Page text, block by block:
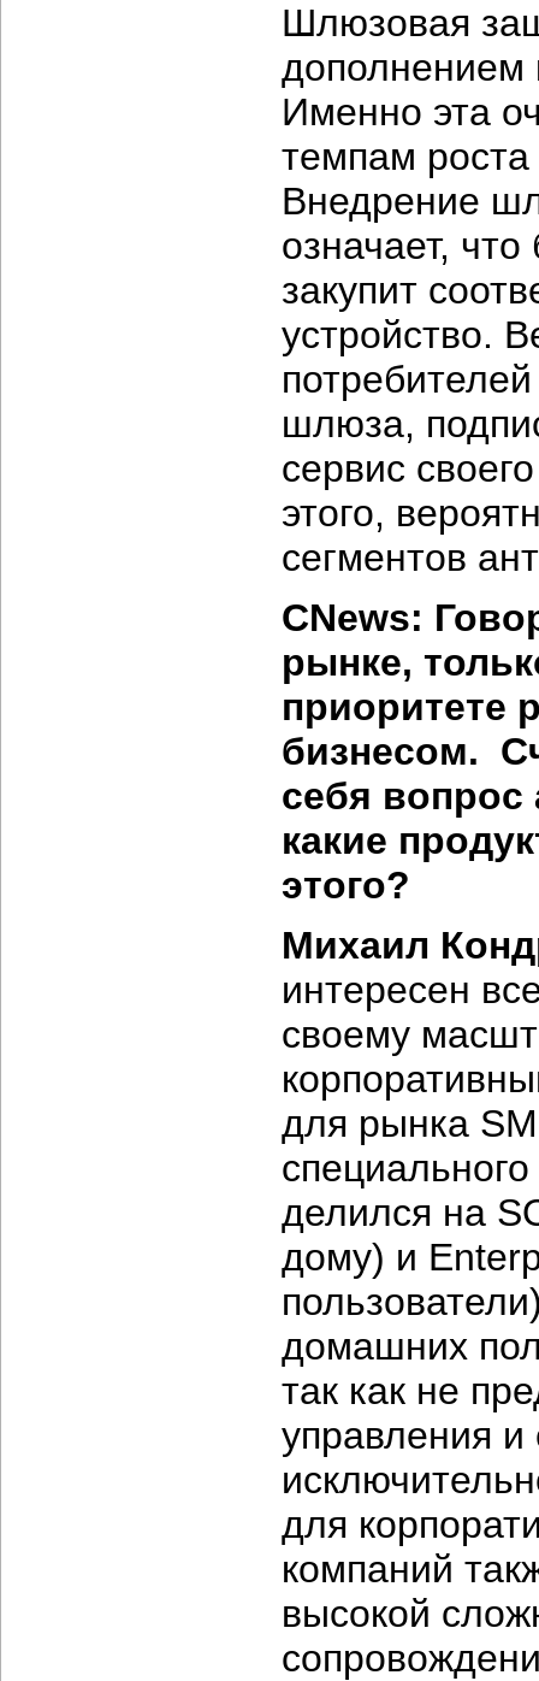
Шлюзовая
дополнением
Именно эта
темпам
Внедрение
означает,
закупит
устройство.
шлюза,
сервис
этого,
сегментов
CNews:
рынке,
приоритете
бизнесом.
себя вопрос
какие
этого?
Михаил
интересен
своему
для рынка
делился на
дому) и
домашних
так как не
управления
для
компаний
высокой